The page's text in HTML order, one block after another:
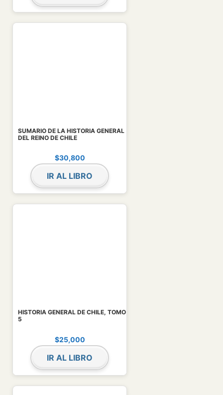
SUMARIO DE LA HISTORIA GENERAL
DEL REINO DE CHILE
$30,800
IR AL LIBRO
HISTORIA GENERAL DE CHILE, TOMO
5
$25,000
IR AL LIBRO